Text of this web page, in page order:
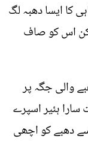
کا ایسا دھبہ لگ
اس کو صاف
والی جگہ پر
ہئیر اسپرے
دھبے کو اچھی